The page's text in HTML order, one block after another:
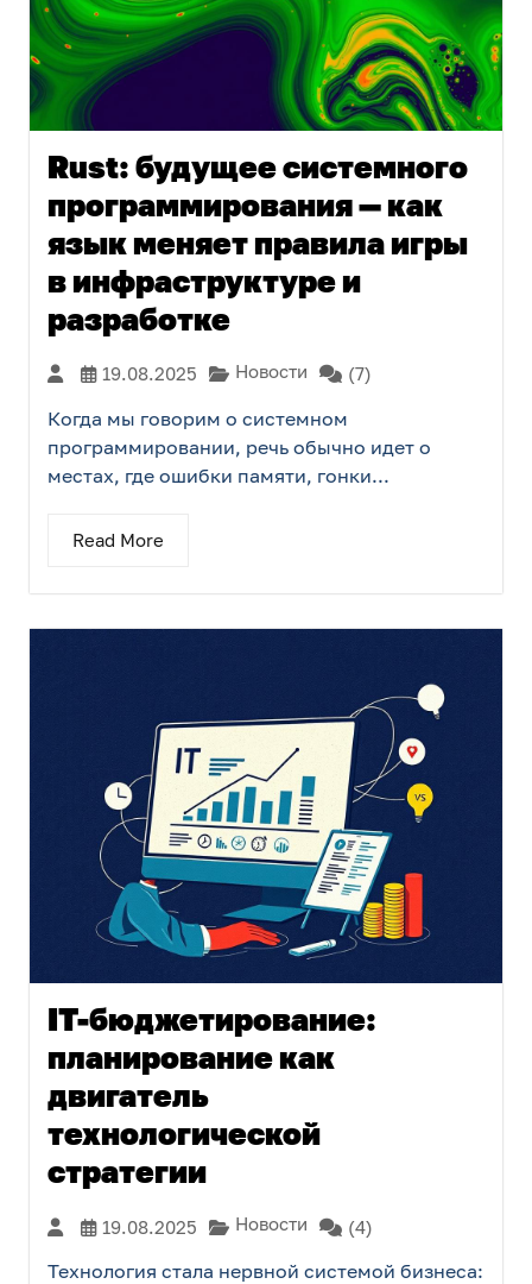
Rust: будущее системного
программирования — как
язык меняет правила игры
в инфраструктуре и
разработке
19.08.2025 Новости (7)
Когда мы говорим о системном
программировании, речь обычно идет о
местах, где ошибки памяти, гонки...
Read More
IT-бюджетирование:
планирование как
двигатель
технологической
стратегии
19.08.2025 Новости (4)
Технология стала нервной системой бизнеса: